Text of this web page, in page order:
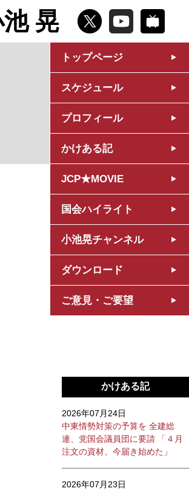
晃
トップページ
スケジュール
プロフィール
かけある記
JCP★MOVIE
国会ハイライト
小池晃チャンネル
ダウンロード
ご意見・ご要望
かけある記
2026年07月24日
中東情勢対策の予算を 全建総
連、党国会議員団に要請 「４月
注文の資材、今届き始めた」
2026年07月23日